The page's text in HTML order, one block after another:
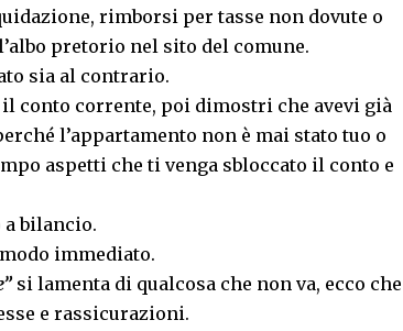
rimborsi per tasse non dovute o
pretorio nel sito del comune.
sia al contrario.
il conto corrente, poi dimostri che avevi già
l’appartamento non è mai stato tuo o
aspetti che ti venga sbloccato il conto e
a bilancio.
immediato.
si lamenta di qualcosa che non va, ecco che
e rassicurazioni.